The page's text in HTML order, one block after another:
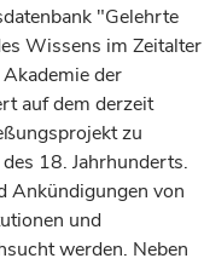
"Gelehrte
Wissens im Zeitalter
der
auf dem derzeit
zu
18. Jahrhunderts.
Ankündigungen von
und
werden. Neben